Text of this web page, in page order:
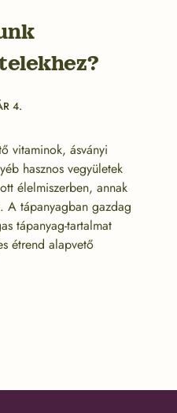
4.
vitaminok, ásványi
hasznos vegyületek
élelmiszerben, annak
A tápanyagban gazdag
tápanyag-tartalmat
étrend alapvető